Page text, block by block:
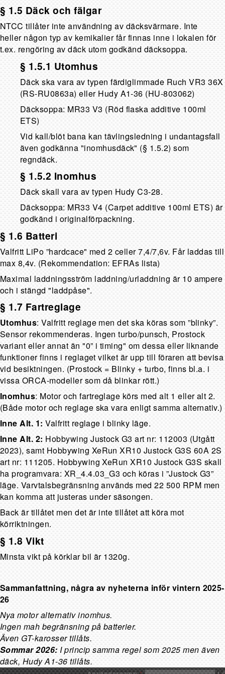
§ 1.5 Däck och fälgar
NTCC tillåter inte användning av däcksvärmare. Inte
heller någon typ av kemikalier får finnas inne i lokalen för
t.ex. rengöring av däck utom godkänd däcksoppa.
§ 1.5.1 Utomhus
Däck ska vara av typen färdiglimmade Ruch VR3 36X
(RS-RU0863a) eller Hudy A1-36 (HU-803062)
Däcksoppa: MR33 V3 (Röd flaska additive 100ml
ETS)
Vid kall/blöt bana kan tävlingsledning i undantagsfall
även godkänna "inomhusdäck" (§ 1.5.2) som
regndäck.
§ 1.5.2 Inomhus
Däck skall vara av typen Hudy C3-28.
Däcksoppa: MR33 V4 (Carpet additive 100ml ETS) är
godkänd i originalförpackning.
§ 1.6 Batteri
Valfritt LiPo ”hardcace" med 2 celler 7,4/7,6v. Får laddas till
max 8,4v. (Rekommendation: EFRAs lista)
Maximal laddningsström laddning/urladdning är 10 ampere
och i stängd "laddpåse".
§ 1.7 Fartreglage
Utomhus: Valfritt reglage men det ska köras som ”blinky”.
Sensor rekommenderas. Ingen turbo/punsch, Prostock
variant eller annat än "0” i timing" om dessa eller liknande
funktioner finns i reglaget vilket är upp till föraren att bevisa
vid besiktningen. (Prostock = Blinky + turbo, finns bl.a. i
vissa ORCA-modeller som då blinkar rött.)
Inomhus: Motor och fartreglage körs med alt 1 eller alt 2.
(Både motor och reglage ska vara enligt samma alternativ.)
Inne Alt. 1:Valfritt reglage i blinky läge.
Inne Alt. 2: Hobbywing Justock G3 art nr: 112003 (Utgått
2023), samt Hobbywing XeRun XR10 Justock G3S 60A 2S
art nr: 111205. Hobbywing XeRun XR10 Justock G3S skall
ha programvara: XR_4.4.03_G3 och köras i ”Justock G3”
läge. Varvtalsbegränsning används med 22 500 RPM men
kan komma att justeras under säsongen.
Back är tillåtet men det är inte tillåtet att köra mot
körriktningen.
§ 1.8 Vikt
Minsta vikt på körklar bil är 1320g.
Sammanfattning, några av nyheterna inför vintern 2025-
26
Nya motor alternativ inomhus.
Ingen mah begränsning på batterier.
Även GT-karosser tillåts.
Sommar 2026: I princip samma regel som 2025 men även
däck, Hudy A1-36 tillåts.